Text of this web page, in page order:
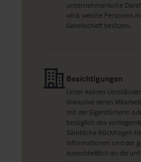
unternehmerische
wird, welche Personen
Gesellschaft besitzen.
Besichtigungen
Unter keinen
(inklusive deren
mit der Eigentümerin
bezüglich des
Sämtliche Rückfragen
Informationen und der
ausschließlich an die